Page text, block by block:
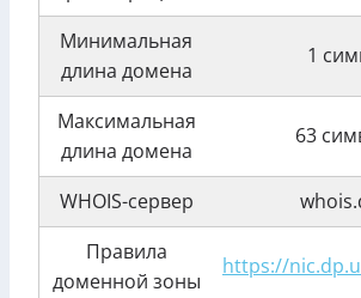
Минимальная
длина домена
1
Максимальная
длина домена
63
WHOIS-сервер
Правила
доменной зоны
https://